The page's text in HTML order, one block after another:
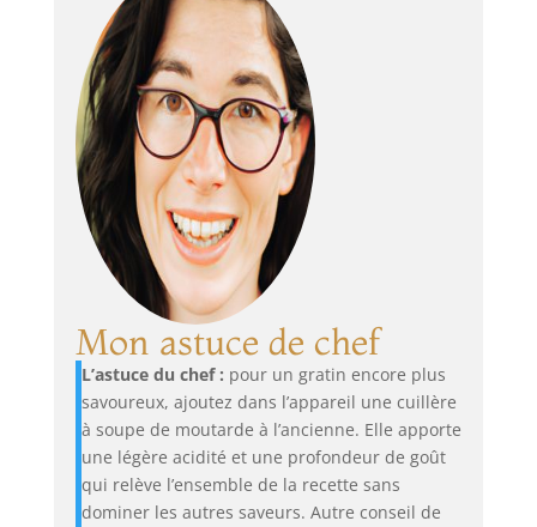
Mon astuce de chef
L’astuce du chef : pour un gratin encore plus
savoureux, ajoutez dans l’appareil une cuillère
à soupe de moutarde à l’ancienne. Elle apporte
une légère acidité et une profondeur de goût
qui relève l’ensemble de la recette sans
dominer les autres saveurs. Autre conseil de